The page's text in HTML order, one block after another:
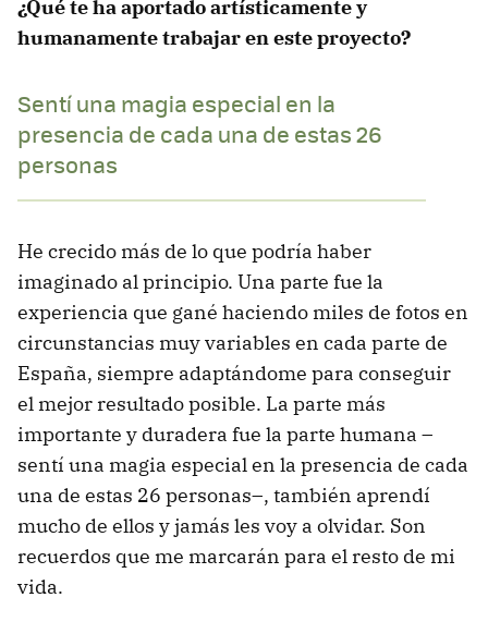
¿Qué te ha aportado artísticamente y
humanamente trabajar en este proyecto?
Sentí una magia especial en la
presencia de cada una de estas 26
personas
He crecido más de lo que podría haber
imaginado al principio. Una parte fue la
experiencia que gané haciendo miles de fotos en
circunstancias muy variables en cada parte de
España, siempre adaptándome para conseguir
el mejor resultado posible. La parte más
importante y duradera fue la parte humana –
sentí una magia especial en la presencia de cada
una de estas 26 personas–, también aprendí
mucho de ellos y jamás les voy a olvidar. Son
recuerdos que me marcarán para el resto de mi
vida.